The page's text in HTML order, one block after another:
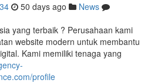
50 days ago
News
yang terbaik ? Perusahaan kami
website modern untuk membantu
Kami memiliki tenaga yang
profile